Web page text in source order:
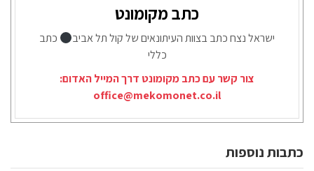
כתב מקומונט
ישראל נצח כתב בצוות העיתונאים של קול תל אביב
כתב
כללי
צור קשר עם כתב מקומונט דרך המייל האדום:
office@mekomonet.co.il
כתבות נוספות